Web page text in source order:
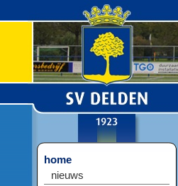
home
nieuws